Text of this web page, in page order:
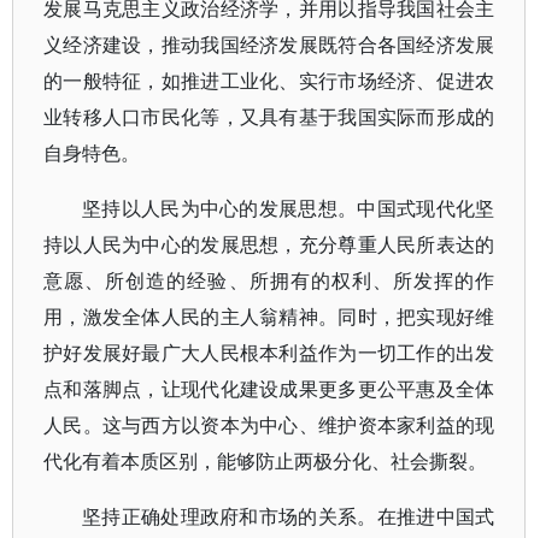
发展马克思主义政治经济学，并用以指导我国社会主
义经济建设，推动我国经济发展既符合各国经济发展
的一般特征，如推进工业化、实行市场经济、促进农
业转移人口市民化等，又具有基于我国实际而形成的
自身特色。
坚持以人民为中心的发展思想。中国式现代化坚
持以人民为中心的发展思想，充分尊重人民所表达的
意愿、所创造的经验、所拥有的权利、所发挥的作
用，激发全体人民的主人翁精神。同时，把实现好维
护好发展好最广大人民根本利益作为一切工作的出发
点和落脚点，让现代化建设成果更多更公平惠及全体
人民。这与西方以资本为中心、维护资本家利益的现
代化有着本质区别，能够防止两极分化、社会撕裂。
坚持正确处理政府和市场的关系。在推进中国式